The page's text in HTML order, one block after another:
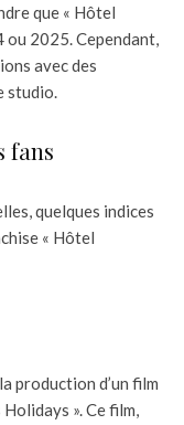
que « Hôtel
2025. Cependant,
avec des
studio.
fans
quelques indices
« Hôtel
production d’un film
». Ce film,